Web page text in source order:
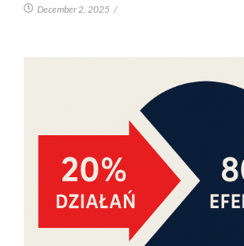
December 2, 2025 /